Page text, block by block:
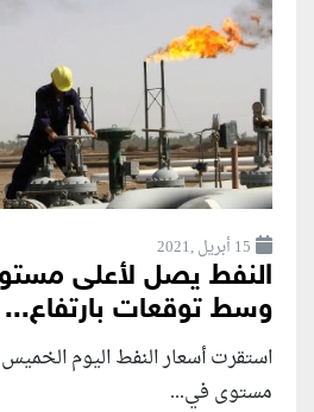
15 أبريل ,2021
النفط يصل لأعلى
وسط توقعات بارتفاع...
استقرت أسعار النفط اليوم
مستوى في...